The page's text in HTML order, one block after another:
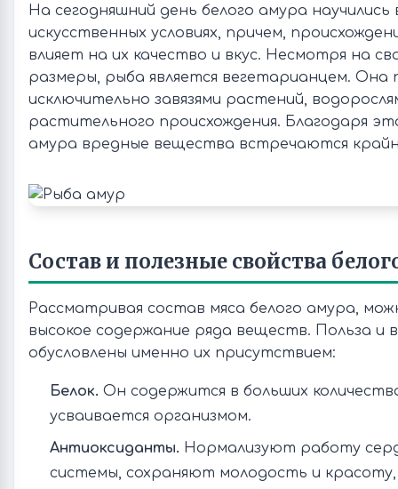
На сегодняшний день белого амура
искусственных условиях, причем,
влияет на их качество и вкус. Несмотря на
размеры, рыба является вегетарианцем. Она
исключительно завязями растений,
растительного происхождения. Благодаря
амура вредные вещества встречаются
Состав и полезные свойства
Рассматривая состав мяса белого амура,
высокое содержание ряда веществ. Польза и
обусловлены именно их присутствием:
Белок. Он содержится в больших
усваивается организмом.
Антиоксиданты. Нормализуют работу
системы, сохраняют молодость и